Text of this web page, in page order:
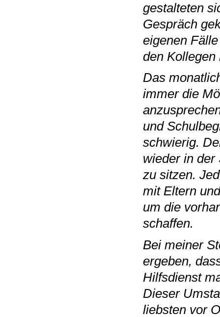
gestalteten
Gespräch
eigenen
den
Das
immer die
und
schwierig.
wieder in der
zu sitzen.
mit Eltern
um die
schaffen.
Bei meiner
ergeben,
Hilfsdienst
Dieser
liebsten vor